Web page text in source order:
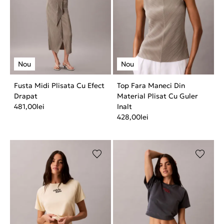
Fusta Midi Plisata Cu Efect
Drapat
481,00lei
Top Fara Maneci Din
Material Plisat Cu Guler
Inalt
428,00lei